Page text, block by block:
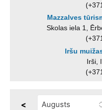
Mazzalves
Skolas iela 1,
Iršu
Irši,
<